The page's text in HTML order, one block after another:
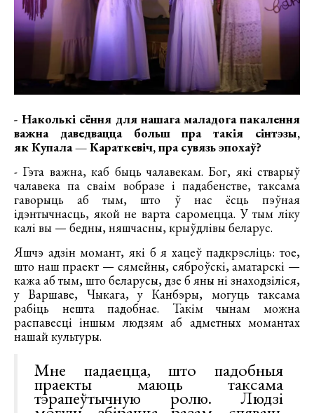
- Наколькі сёння для нашага маладога пакалення
важна даведвацца больш пра такія сінтэзы,
як Купала — Караткевіч, пра сувязь эпохаў?
- Гэта важна, каб быць чалавекам. Бог, які стварыў
чалавека па сваім вобразе і падабенстве, таксама
гаворыць аб тым, што ў нас ёсць пэўная
ідэнтычнасць, якой не варта саромецца. У тым ліку
калі вы — бедны, няшчасны, крыўдлівы беларус.
Яшчэ адзін момант, які б я хацеў падкрэсліць: тое,
што наш праект — сямейны, сяброўскі, аматарскі —
кажа аб тым, што беларусы, дзе б яны ні знаходзіліся,
у Варшаве, Чыкага, у Канбэры, могуць таксама
рабіць нешта падобнае. Такім чынам можна
распавесці іншым людзям аб адметных момантах
нашай культуры.
Мне падаецца, што падобныя
праекты маюць таксама
тэрапеўтычную ролю. Людзі